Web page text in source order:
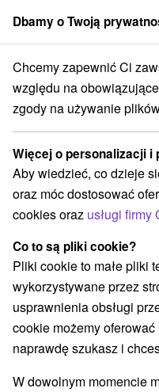
członek grupySorger
Penzióny Západné
Penzióny
Kategorie
Wszystkie kategorie
Apartmány(10) Chaty
Penzióny (14) Priváty
Wybierz
WSZYSTKO TOP -
Dbamy o Twoją
Chcemy zapewnić Ci
względu na
zgody na używanie
Więcej o personalizacji i
Aby wiedzieć, co dzieje
oraz móc dostosować
cookies oraz usługi firmy
Co to są pliki cookie?
Pliki cookie to małe pliki
wykorzystywane przez
usprawnienia obsługi
cookie możemy
naprawdę szukasz i
W dowolnym momencie